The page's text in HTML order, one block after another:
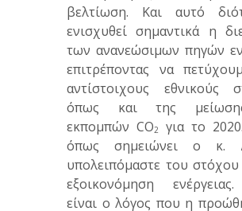
βελτίωση. Και αυτό
ενισχυθεί σημαντικά η
των ανανεώσιμων πηγών
επιτρέποντας να
αντίστοιχους εθνικούς
όπως και της
εκπομπών CO2
για το
όπως σημειώνει ο κ.
υπολειπόμαστε του στόχου
εξοικονόμηση
είναι ο λόγος που η